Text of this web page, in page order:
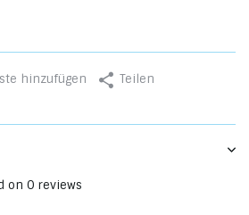
hinzufügen Teilen
on 0 reviews